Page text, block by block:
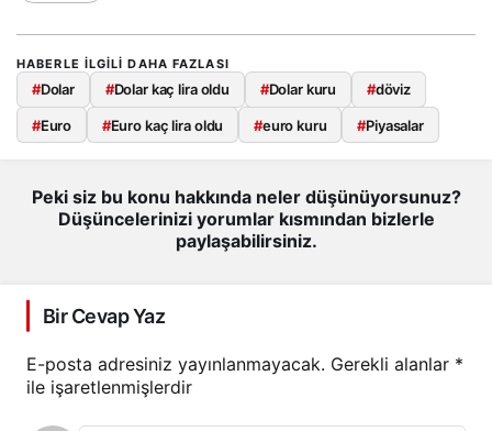
HABERLE ILGILI DAHA FAZLASI
#Dolar #Dolar kaç lira oldu #Dolar kuru #döviz
#Euro #Euro kaç lira oldu #euro kuru #Piyasalar
Peki siz bu konu hakkında neler düşünüyorsunuz?
Düşüncelerinizi yorumlar kısmından bizlerle
paylaşabilirsiniz.
Bir Cevap Yaz
E-posta adresiniz yayınlanmayacak. Gerekli alanlar *
ile işaretlenmişlerdir